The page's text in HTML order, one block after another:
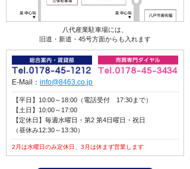
八代産業駐車場には、
旧道・新道・45号方面からも入れます
E-Mail： info@8463.co.jp
【平日】10:00～18:00（電話受付 17:30まで）
【土日】10:00～17:00
【定休日】毎週水曜日・第2 第4日曜日・祝日
（昼休み12:30～13:30）
2月は水曜日のみ定休日、3月は休まず営業します